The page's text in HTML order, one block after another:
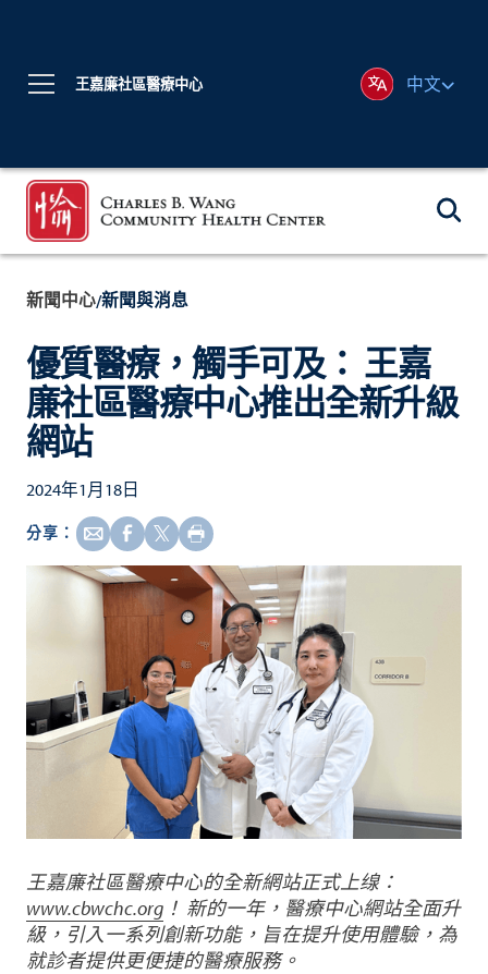
王嘉廉社區醫療中心 中文
新聞中心/新聞與消息
優質醫療，觸手可及： 王嘉
廉社區醫療中心推出全新升級
網站
2024年1月18日
分享：
王嘉廉社區醫療中心的全新網站正式上缐：
www.cbwchc.org！ 新的一年，醫療中心網站全面升
級，引入一系列創新功能，旨在提升使用體驗，為
就診者提供更便捷的醫療服務。